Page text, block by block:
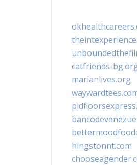
catfriends-
marianlives.org
hingstonnt.com